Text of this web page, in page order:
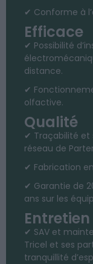
✔ Conforme à
Efficace
✔ Possibilité
distance.
✔
olfactive.
Qualité
✔ Traçabilité et
réseau de
✔ Fabrication
✔ Garantie de
ans sur les
Entretien
✔ SAV et
Tricel et ses
tranquillité